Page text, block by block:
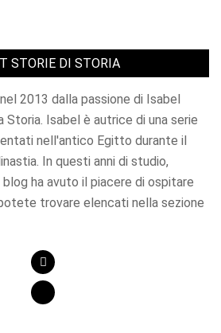
STORIE DI STORIA
2013 dalla passione di Isabel
Storia. Isabel è autrice di una serie
nell'antico Egitto durante il
In questi anni di studio,
ha avuto il piacere di ospitare
trovare elencati nella sezione